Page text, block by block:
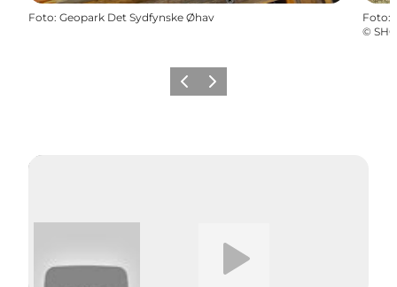
Foto: Geopark Det Sydfynske Øhav Foto:
©
ForrigeNæste